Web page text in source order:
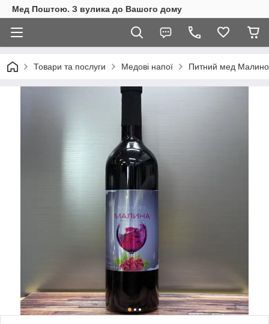
Мед Поштою. З вулика до Вашого дому
Товари та послуги Медові напої Питний мед